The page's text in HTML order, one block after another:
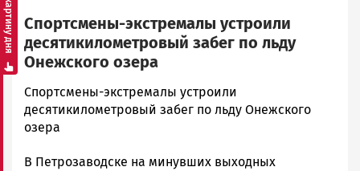
Спортсмены-экстремалы устроили
десятикилометровый забег по льду
Онежского озера
admintimur
Новости
Петрозаводска
Карелии
Спортсмены-экстремалы устроили
десятикилометровый забег по льду Онежского
озера
В Петрозаводске на минувших выходных